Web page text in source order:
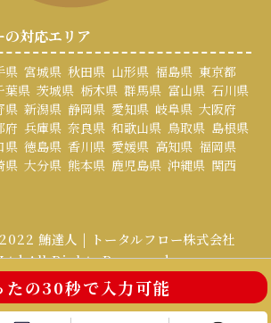
たの30秒で入力可能
対応エリア
県 宮城県 秋田県 山形県 福島県 東京都
葉県 茨城県 栃木県 群馬県 富山県 石川県
県 新潟県 静岡県 愛知県 岐阜県 大阪府
府 兵庫県 奈良県 和歌山県 鳥取県 島根県
県 徳島県 香川県 愛媛県 高知県 福岡県
県 大分県 熊本県 鹿児島県 沖縄県 関西
鮪達人 | トータルフロー株式会社
All Rights Reserved.